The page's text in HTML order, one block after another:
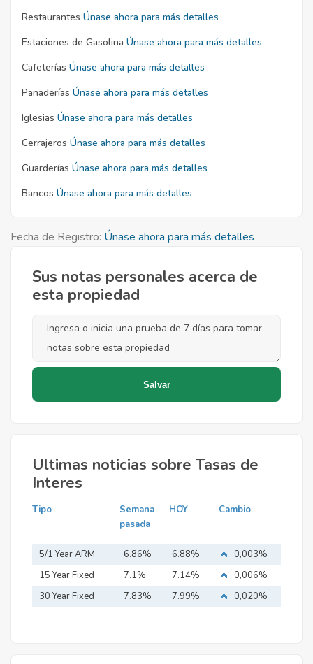
Restaurantes Únase ahora para más detalles
Estaciones de Gasolina Únase ahora para más detalles
Cafeterías Únase ahora para más detalles
Panaderías Únase ahora para más detalles
Iglesias Únase ahora para más detalles
Cerrajeros Únase ahora para más detalles
Guarderías Únase ahora para más detalles
Bancos Únase ahora para más detalles
Fecha de Registro: Únase ahora para más detalles
Sus notas personales acerca de
esta propiedad
Ultimas noticias sobre Tasas de
Interes
Tipo
Semana
pasada
HOY Cambio
5/1 Year ARM 6.86% 6.88%
0,003%
15 Year Fixed
Mortgage
7.1% 7.14%
0,006%
30 Year Fixed
7.83% 7.99% 0,020%